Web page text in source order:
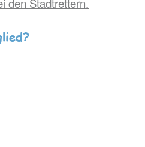
den Stadtrettern.